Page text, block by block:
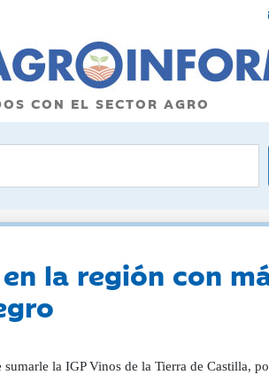
CON EL SECTOR AGRO
la región con
la IGP Vinos de la Tierra de Castilla,